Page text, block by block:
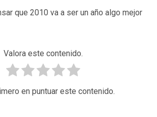
que 2010 va a ser un año algo mejor
Valora este contenido.
en puntuar este contenido.